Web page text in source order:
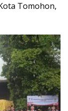
Tomohon,